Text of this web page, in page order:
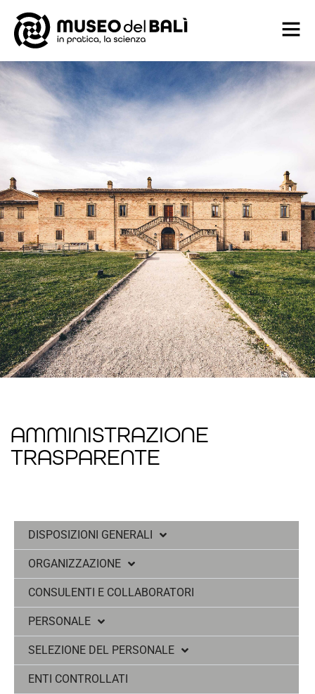
AMMINISTRAZIONE
TRASPARENTE
DISPOSIZIONI GENERALI
ORGANIZZAZIONE
CONSULENTI E COLLABORATORI
PERSONALE
SELEZIONE DEL PERSONALE
ENTI CONTROLLATI